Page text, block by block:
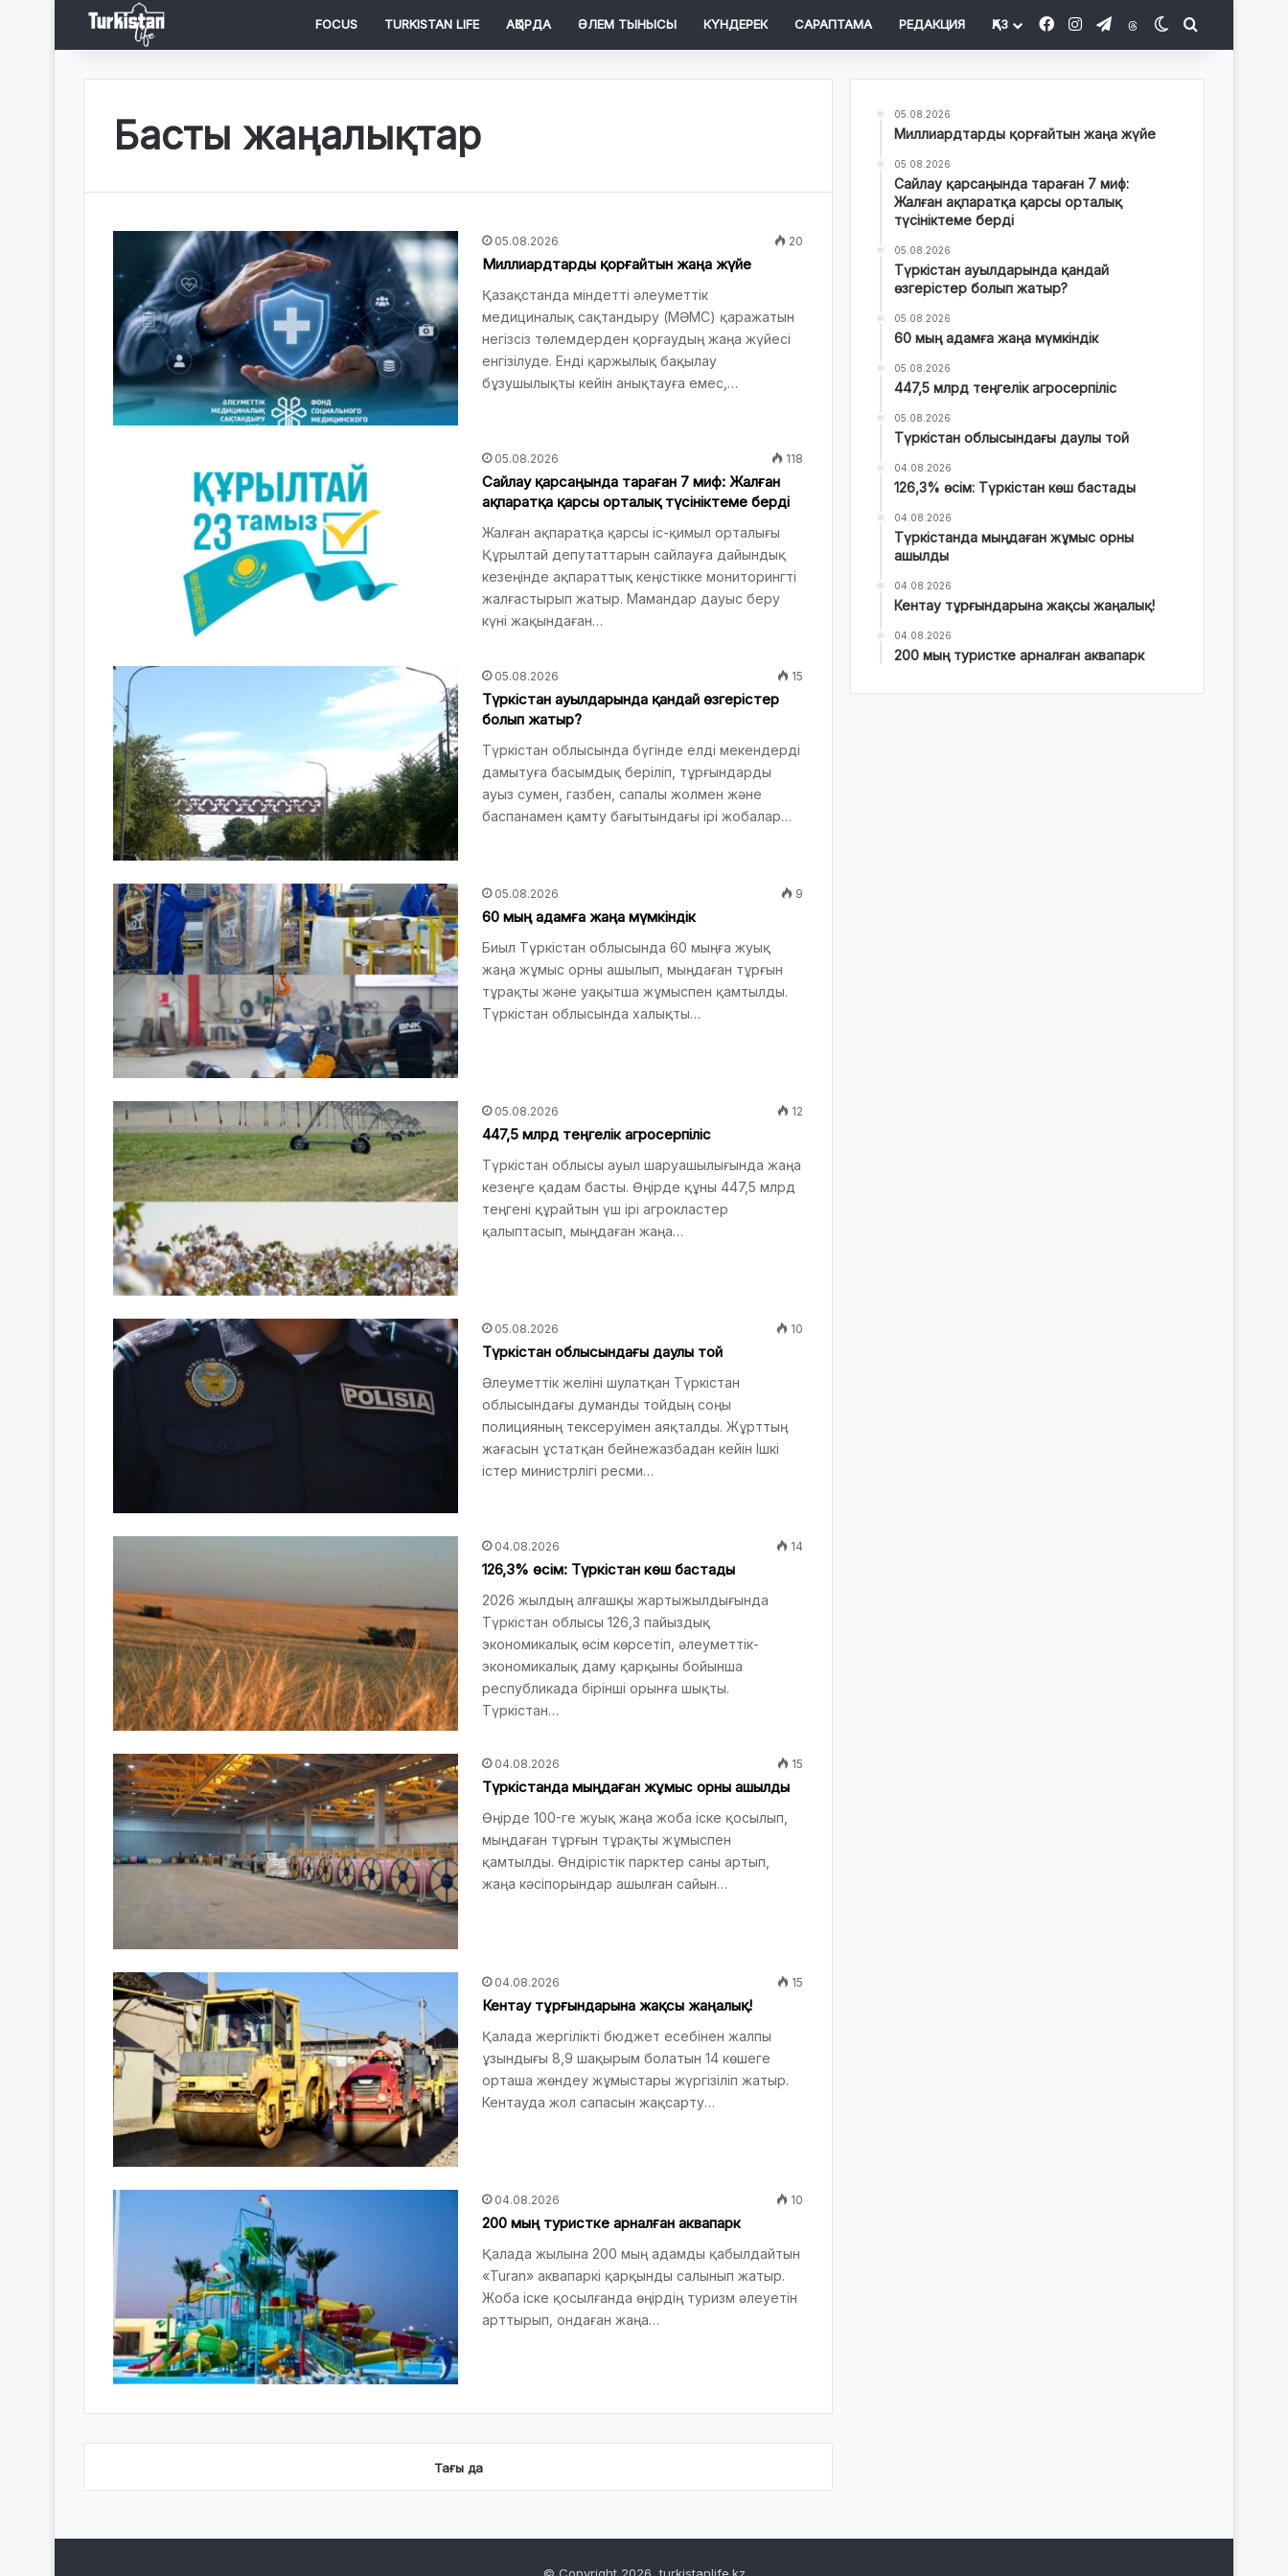
FOCUS TURKISTAN LIFE АҚОРДА ӘЛЕМ ТЫНЫСЫ КҮНДЕРЕК САРАПТАМА РЕДАКЦИЯ ҚАЗ FacebookInstagram
TelegramThreadsSwitch skin
Басты жаңалықтар
05.08.2026 20
Миллиардтарды қорғайтын жаңа жүйе
Қазақстанда міндетті әлеуметтік
медициналық сақтандыру (МӘМС) қаражатын
негізсіз төлемдерден қорғаудың жаңа жүйесі
енгізілуде. Енді қаржылық бақылау
бұзушылықты кейін анықтауға емес,…
05.08.2026 118
Сайлау қарсаңында тараған 7 миф: Жалған
ақпаратқа қарсы орталық түсініктеме берді
Жалған ақпаратқа қарсы іс-қимыл орталығы
Құрылтай депутаттарын сайлауға дайындық
кезеңінде ақпараттық кеңістікке мониторингті
жалғастырып жатыр. Мамандар дауыс беру
күні жақындаған…
05.08.2026 15
Түркістан ауылдарында қандай өзгерістер
болып жатыр?
Түркістан облысында бүгінде елді мекендерді
дамытуға басымдық беріліп, тұрғындарды
ауыз сумен, газбен, сапалы жолмен және
баспанамен қамту бағытындағы ірі жобалар…
05.08.2026 9
60 мың адамға жаңа мүмкіндік
Биыл Түркістан облысында 60 мыңға жуық
жаңа жұмыс орны ашылып, мыңдаған тұрғын
тұрақты және уақытша жұмыспен қамтылды.
Түркістан облысында халықты…
05.08.2026 12
447,5 млрд теңгелік агросерпіліс
Түркістан облысы ауыл шаруашылығында жаңа
кезеңге қадам басты. Өңірде құны 447,5 млрд
теңгені құрайтын үш ірі агрокластер
қалыптасып, мыңдаған жаңа…
05.08.2026 10
Түркістан облысындағы даулы той
Әлеуметтік желіні шулатқан Түркістан
облысындағы думанды тойдың соңы
полицияның тексеруімен аяқталды. Жұрттың
жағасын ұстатқан бейнежазбадан кейін Ішкі
істер министрлігі ресми…
04.08.2026 14
126,3% өсім: Түркістан көш бастады
2026 жылдың алғашқы жартыжылдығында
Түркістан облысы 126,3 пайыздық
экономикалық өсім көрсетіп, әлеуметтік-
экономикалық даму қарқыны бойынша
республикада бірінші орынға шықты.
Түркістан…
04.08.2026 15
Түркістанда мыңдаған жұмыс орны ашылды
Өңірде 100-ге жуық жаңа жоба іске қосылып,
мыңдаған тұрғын тұрақты жұмыспен
қамтылды. Өндірістік парктер саны артып,
жаңа кәсіпорындар ашылған сайын…
04.08.2026 15
Кентау тұрғындарына жақсы жаңалық!
Қалада жергілікті бюджет есебінен жалпы
ұзындығы 8,9 шақырым болатын 14 көшеге
орташа жөндеу жұмыстары жүргізіліп жатыр.
Кентауда жол сапасын жақсарту…
04.08.2026 10
200 мың туристке арналған аквапарк
Қалада жылына 200 мың адамды қабылдайтын
«Turan» аквапаркі қарқынды салынып жатыр.
Жоба іске қосылғанда өңірдің туризм әлеуетін
арттырып, ондаған жаңа…
Тағы да
05.08.2026
Миллиардтарды қорғайтын жаңа жүйе
05.08.2026
Сайлау қарсаңында тараған 7 миф:
Жалған ақпаратқа қарсы орталық
түсініктеме берді
05.08.2026
Түркістан ауылдарында қандай
өзгерістер болып жатыр?
05.08.2026
60 мың адамға жаңа мүмкіндік
05.08.2026
447,5 млрд теңгелік агросерпіліс
05.08.2026
Түркістан облысындағы даулы той
04.08.2026
126,3% өсім: Түркістан көш бастады
04.08.2026
Түркістанда мыңдаған жұмыс орны
ашылды
04.08.2026
Кентау тұрғындарына жақсы жаңалық!
04.08.2026
200 мың туристке арналған аквапарк
© Copyright 2026, turkistanlife.kz